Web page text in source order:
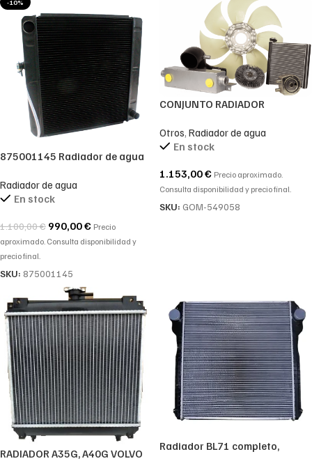
-10%
875001145 Radiador de agua
WB93R-2 WB97R-2
Radiador de agua
En stock
1.100,00€ 990,00€ Precio
aproximado. Consulta disponibilidad y
precio final.
SKU: 875001145
CONJUNTO RADIADOR
Otros, Radiador de agua
En stock
1.153,00€ Precio aproximado.
Consulta disponibilidad y precio final.
SKU: GOM-549058
RADIADOR A35G, A40G VOLVO
Radiador BL71 completo,